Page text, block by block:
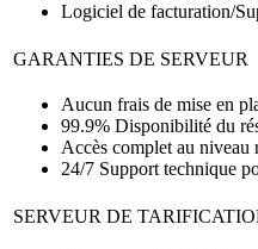
Logiciel de facturation/
GARANTIES DE SERVEUR
Aucun frais de mise en
99.9% Disponibilité du
Accès complet au niveau
24/7 Support technique
SERVEUR DE